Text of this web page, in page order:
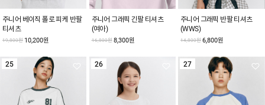
주니어 베이직 폴로 피케 반팔
티셔츠
19,800원 10,200원
주니어 그래픽 긴팔 티셔츠
(여아)
16,800원 8,300원
주니어 그래픽 반팔 티셔츠
(WWS)
14,800원 6,800원
25 26 27